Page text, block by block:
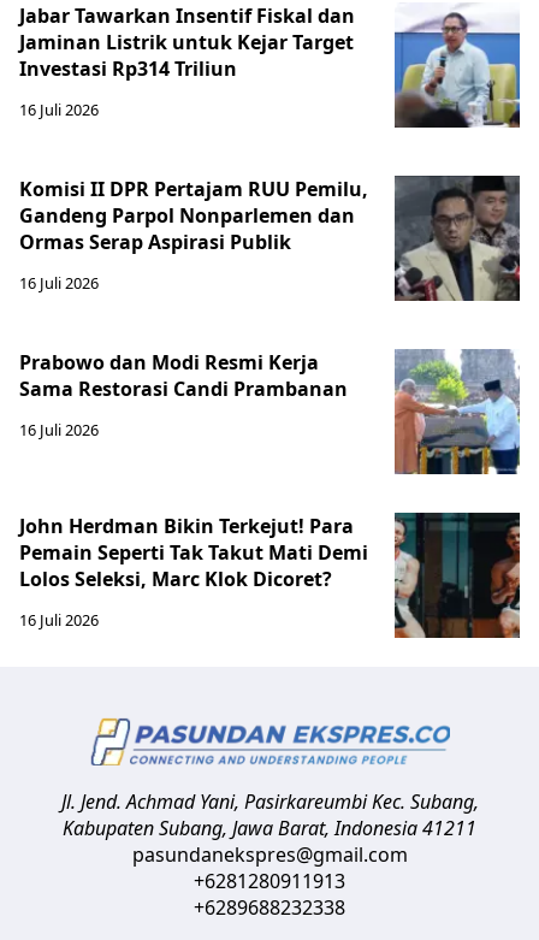
Jabar Tawarkan Insentif Fiskal dan
Jaminan Listrik untuk Kejar Target
Investasi Rp314 Triliun
16 Juli 2026
Komisi II DPR Pertajam RUU Pemilu,
Gandeng Parpol Nonparlemen dan
Ormas Serap Aspirasi Publik
16 Juli 2026
Prabowo dan Modi Resmi Kerja
Sama Restorasi Candi Prambanan
16 Juli 2026
John Herdman Bikin Terkejut! Para
Pemain Seperti Tak Takut Mati Demi
Lolos Seleksi, Marc Klok Dicoret?
16 Juli 2026
Jl. Jend. Achmad Yani, Pasirkareumbi Kec. Subang,
Kabupaten Subang, Jawa Barat,Indonesia41211
pasundanekspres@gmail.com
+6281280911913
+6289688232338